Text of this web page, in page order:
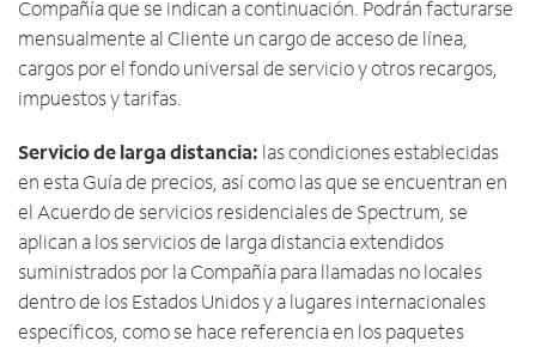
Compañía que se indican a continuación. Podrán facturarse
mensualmente al Cliente un cargo de acceso de línea,
cargos por el fondo universal de servicio y otros recargos,
impuestos y tarifas.
Servicio de larga distancia: las condiciones establecidas
en esta Guía de precios, así como las que se encuentran en
el Acuerdo de servicios residenciales de Spectrum, se
aplican a los servicios de larga distancia extendidos
suministrados por la Compañía para llamadas no locales
dentro de los Estados Unidos y a lugares internacionales
específicos, como se hace referencia en los paquetes